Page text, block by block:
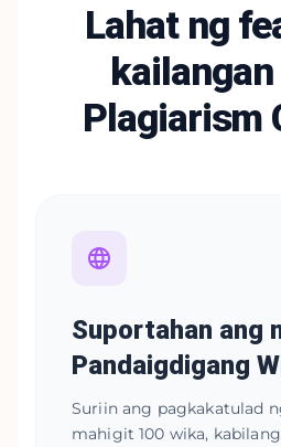
Lahat ng
Plagiarism
Suportahan ang
Pandaigdigang
Suriin ang pagkakatulad
mahigit 100 wika,